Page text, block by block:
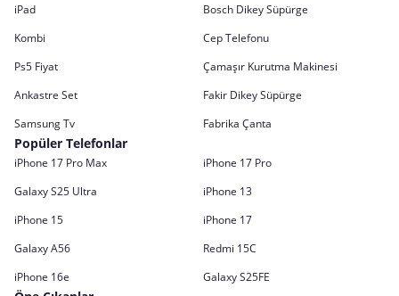
iPad
Bosch Dikey Süpürge
Kombi
Cep Telefonu
Ps5 Fiyat
Çamaşır Kurutma Makinesi
Ankastre Set
Fakir Dikey Süpürge
Samsung Tv
Fabrika Çanta
Popüler Telefonlar
iPhone 17 Pro Max
iPhone 17 Pro
Galaxy S25 Ultra
iPhone 13
iPhone 15
iPhone 17
Galaxy A56
Redmi 15C
iPhone 16e
Galaxy S25FE